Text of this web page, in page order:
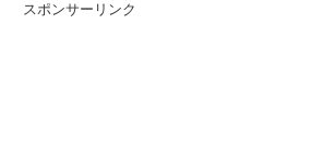
スポンサーリンク